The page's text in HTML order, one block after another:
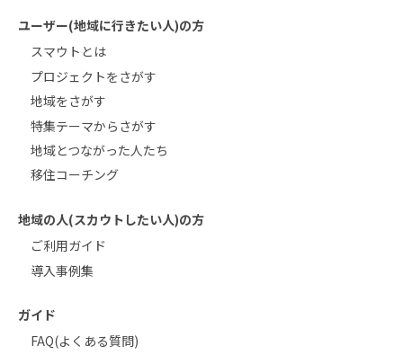
ユーザー(地域に行きたい人)の方
スマウトとは
プロジェクトをさがす
地域をさがす
特集テーマからさがす
地域とつながった人たち
移住コーチング
地域の人(スカウトしたい人)の方
ご利用ガイド
導入事例集
ガイド
FAQ(よくある質問)